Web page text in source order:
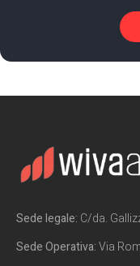
Sede legale: C/da.
Sede Operativa:Via